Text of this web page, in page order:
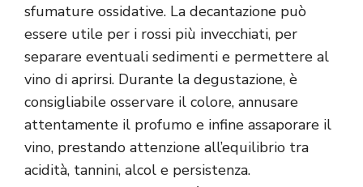
sfumature ossidative. La decantazione può
essere utile per i rossi più invecchiati, per
separare eventuali sedimenti e permettere al
vino di aprirsi. Durante la degustazione, è
consigliabile osservare il colore, annusare
attentamente il profumo e infine assaporare il
vino, prestando attenzione all’equilibrio tra
acidità, tannini, alcol e persistenza.